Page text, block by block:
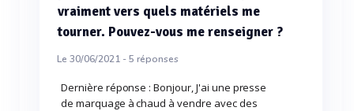
vraiment vers quels matériels me
tourner. Pouvez-vous me renseigner ?
Le 30/06/2021 -5 réponses
Dernière réponse : Bonjour, J'ai une presse
de marquage à chaud à vendre avec des